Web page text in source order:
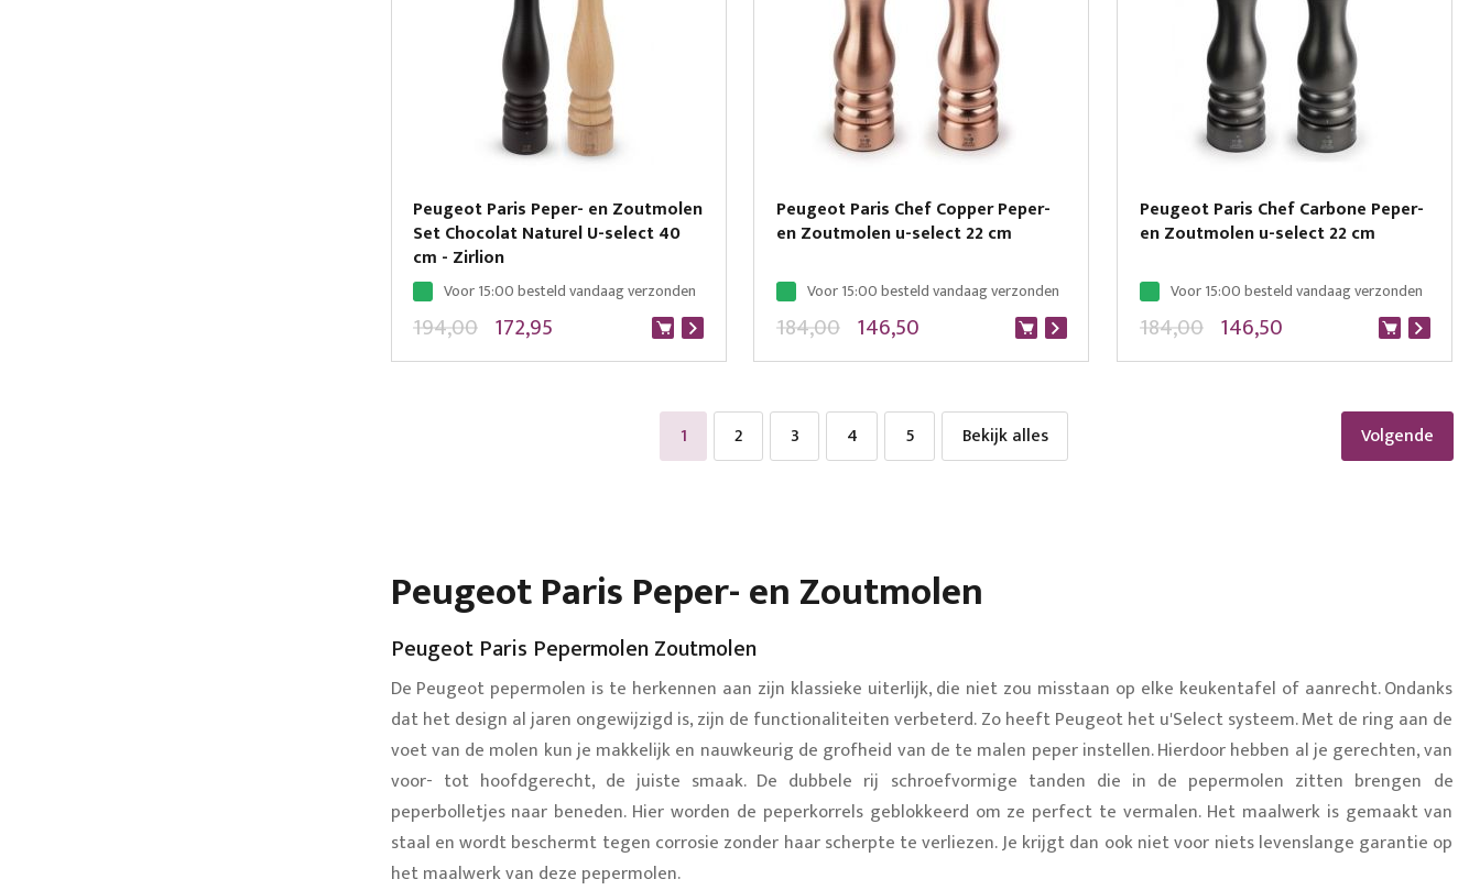
Peugeot Paris Peper- en Zoutmolen
Set Chocolat Naturel U-select 40
cm - Zirlion
Voor 15:00 besteld vandaag verzonden
172,95
194,00
Peugeot Paris Chef Copper Peper-
en Zoutmolen u-select 22 cm
Voor 15:00 besteld vandaag verzonden
146,50
184,00
Peugeot Paris Chef Carbone Peper-
en Zoutmolen u-select 22 cm
Voor 15:00 besteld vandaag verzonden
146,50
184,00
U lees momenteel pagina
1 Pagina
2 Pagina
3 Pagina
4 Pagina
5 Pagina
Volgende
Bekijk alles
Bekijk alles
Peugeot Paris Peper- en Zoutmolen
Peugeot Paris Pepermolen Zoutmolen
De Peugeot pepermolen is te herkennen aan zijn klassieke uiterlijk, die niet zou misstaan op elke keukentafel of aanrecht. Ondanks
dat het design al jaren ongewijzigd is, zijn de functionaliteiten verbeterd. Zo heeft Peugeot het u'Select systeem. Met de ring aan de
voet van de molen kun je makkelijk en nauwkeurig de grofheid van de te malen peper instellen. Hierdoor hebben al je gerechten, van
voor- tot hoofdgerecht, de juiste smaak. De dubbele rij schroefvormige tanden die in de pepermolen zitten brengen de
peperbolletjes naar beneden. Hier worden de peperkorrels geblokkeerd om ze perfect te vermalen. Het maalwerk is gemaakt van
staal en wordt beschermt tegen corrosie zonder haar scherpte te verliezen. Je krijgt dan ook niet voor niets levenslange garantie op
het maalwerk van deze pepermolen.